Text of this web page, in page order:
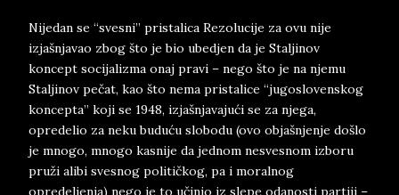
Nijedan se “svesni” pristalica Rezolucije za ovu nije
izjašnjavao zbog što je bio ubedjen da je Staljinov
koncept socijalizma onaj pravi – nego što je na njemu
Staljinov pečat, kao što nema pristalice “jugoslovenskog
koncepta” koji se 1948, izjašnjavajući se za njega,
opredelio za neku buduću slobodu (ovo objašnjenje došlo
je mnogo, mnogo kasnije da jednom nesvesnom izboru
pruži alibi svesnog političkog, pa i moralnog
opredeljenja) nego je to učinio iz slepe odanosti partiji –